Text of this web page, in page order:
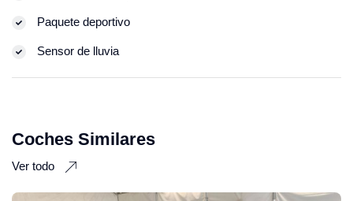
Paquete deportivo
Sensor de lluvia
Coches Similares
Ver todo